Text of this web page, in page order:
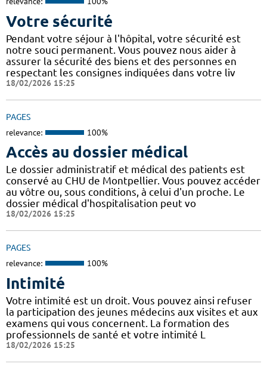
Votre sécurité
Pendant votre séjour à l'hôpital, votre sécurité est
notre souci permanent. Vous pouvez nous aider à
assurer la sécurité des biens et des personnes en
respectant les consignes indiquées dans votre liv
18/02/2026 15:25
PAGES
relevance: 100%
Accès au dossier médical
Le dossier administratif et médical des patients est
conservé au CHU de Montpellier. Vous pouvez accéder
au vôtre ou, sous conditions, à celui d'un proche. Le
dossier médical d'hospitalisation peut vo
18/02/2026 15:25
PAGES
relevance: 100%
Intimité
Votre intimité est un droit. Vous pouvez ainsi refuser
la participation des jeunes médecins aux visites et aux
examens qui vous concernent. La formation des
professionnels de santé et votre intimité L
18/02/2026 15:25